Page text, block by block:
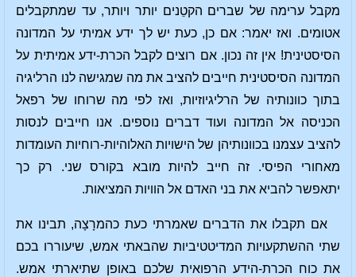
מקבל ערימה של שברים הקטֵנים יותר ויותר, עד שמתקבלים
אטומים. ואז יאמר: אם כן, כעת יש לך ידע אמיתי על המדונה
הסיסטינית! אין זה נכון. אם רוצים לקבל הכרת-ידע אמיתית על
המדונה הסיסטינית חייבים להציב את מה שמגישה לנו הרליגיה
בתוך כוונותיה של הרליגיוזיות, ואז לפי מה שרוחו של רפאל
הכניסה אל המדונה ועוד דברים נוספים. אנו חייבים לנסות
להציב עצמנו בכוונותיהן של הישויות האלוהיות-רוחיות העומדות
מאחורי הפיסי. זה חייב להיות מובא בקורס שני. רק כך
יתאפשר להביא את בני האדם אל הוויות המציאות.
אם תקבלו את הדברים שאמרתי כעת כהמרָצָה, תבינו את
שתי ההשתקעויות המדיטטיביות שהבאתי אמש, שיעוררו בכם
את כוח הכרת-הידע הרפואית שלכם באופן שתיארתי אמש.